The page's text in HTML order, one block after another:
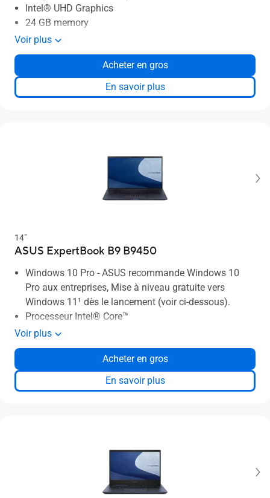
Intel® UHD Graphics
24 GB memory
1 TB HDD + 512 GB SSD storage
Thin and Light: 1.85mm, 1.23 Kg
Up to 12 hours battery life
Voir plus
Acheter en gros
En savoir plus
14"
ASUS ExpertBook B9 B9450
Windows 10 Pro - ASUS recommande Windows 10
Pro aux entreprises, Mise à niveau gratuite vers
Windows 11¹ dès le lancement (voir ci-dessous).
Processeur Intel® Core™
Poids plume de 0,87 kg
Jusqu'à 24h d'autonomie
Robustesse militaire
Écran NanoEdge
Voir plus
Acheter en gros
En savoir plus